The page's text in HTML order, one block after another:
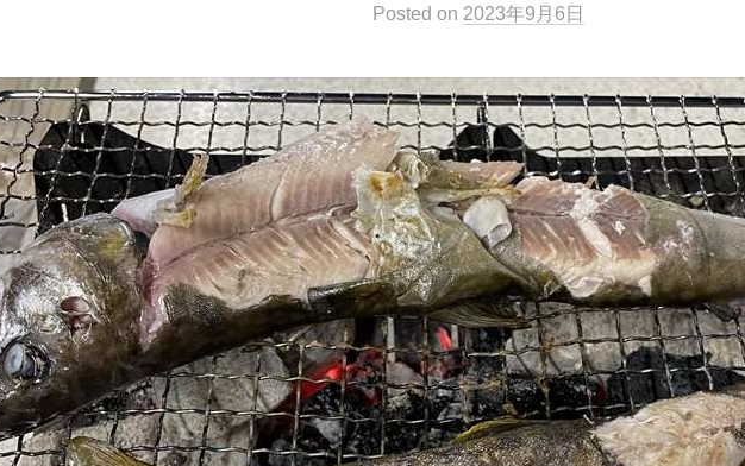
Posted on 2023年9月6日